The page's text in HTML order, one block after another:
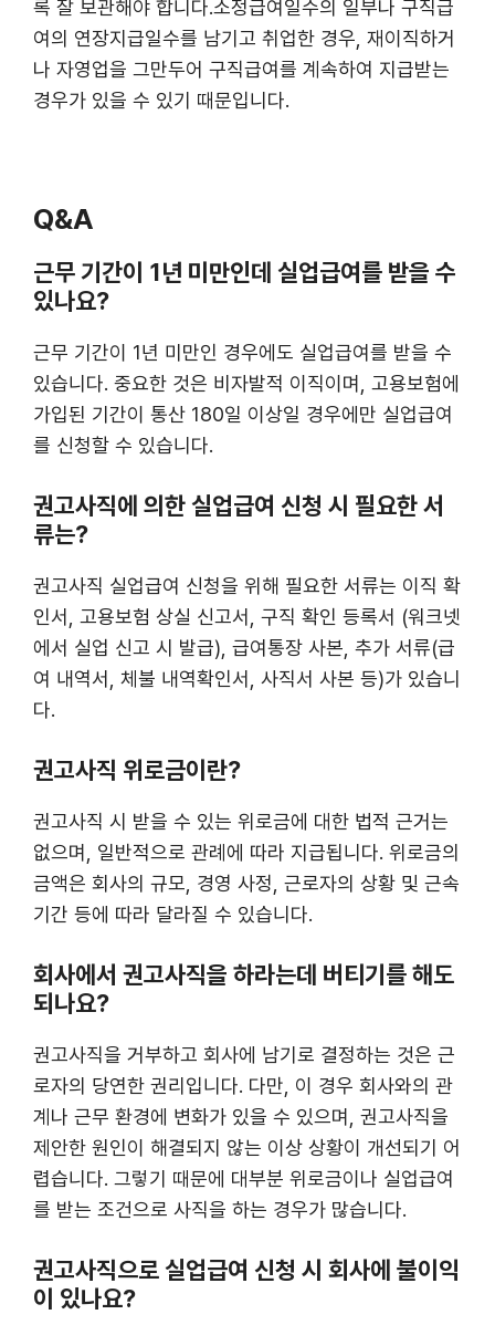
록 잘 보관해야 합니다.소정급여일수의 일부나 구직급
여의 연장지급일수를 남기고 취업한 경우, 재이직하거
나 자영업을 그만두어 구직급여를 계속하여 지급받는
경우가 있을 수 있기 때문입니다.
Q&A
근무 기간이 1년 미만인데 실업급여를 받을 수
있나요?
근무 기간이 1년 미만인 경우에도 실업급여를 받을 수
있습니다. 중요한 것은 비자발적 이직이며, 고용보험에
가입된 기간이 통산 180일 이상일 경우에만 실업급여
를 신청할 수 있습니다​​.
권고사직에 의한 실업급여 신청 시 필요한 서
류는?
권고사직 실업급여 신청을 위해 필요한 서류는 이직 확
인서, 고용보험 상실 신고서, 구직 확인 등록서 (워크넷
에서 실업 신고 시 발급), 급여통장 사본, 추가 서류(급
여 내역서, 체불 내역확인서, 사직서 사본 등)가 있습니
다.
권고사직 위로금이란?
권고사직 시 받을 수 있는 위로금에 대한 법적 근거는
없으며, 일반적으로 관례에 따라 지급됩니다. 위로금의
금액은 회사의 규모, 경영 사정, 근로자의 상황 및 근속
기간 등에 따라 달라질 수 있습니다.
회사에서 권고사직을 하라는데 버티기를 해도
되나요?
권고사직을 거부하고 회사에 남기로 결정하는 것은 근
로자의 당연한 권리입니다. 다만, 이 경우 회사와의 관
계나 근무 환경에 변화가 있을 수 있으며, 권고사직을
제안한 원인이 해결되지 않는 이상 상황이 개선되기 어
렵습니다. 그렇기 때문에 대부분 위로금이나 실업급여
를 받는 조건으로 사직을 하는 경우가 많습니다.
권고사직으로 실업급여 신청 시 회사에 불이익
이 있나요?